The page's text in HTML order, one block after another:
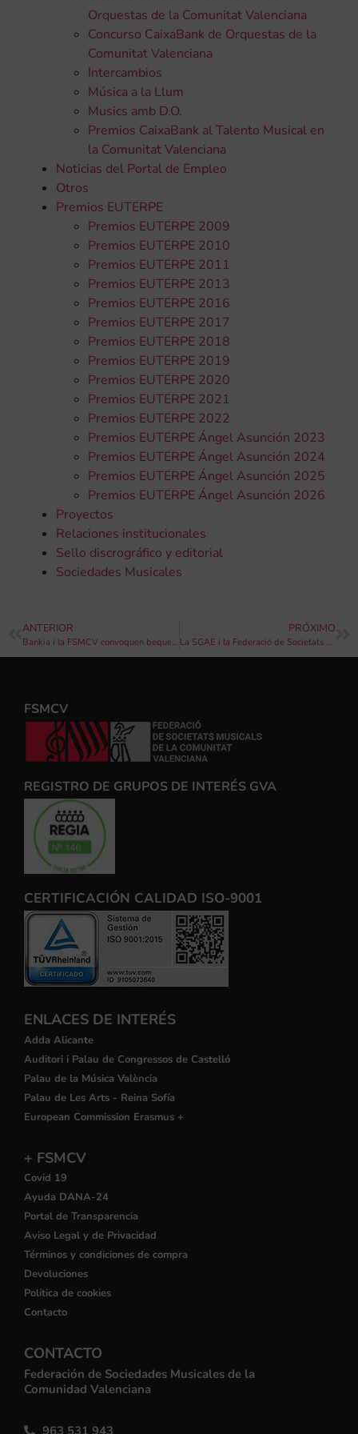
Orquestas de la Comunitat Valenciana
Concurso CaixaBank de Orquestas de la
Comunitat Valenciana
Intercambios
Música a la Llum
Musics amb D.O.
Premios CaixaBank al Talento Musical en
la Comunitat Valenciana
Noticias del Portal de Empleo
Otros
Premios EUTERPE
Premios EUTERPE 2009
Premios EUTERPE 2010
Premios EUTERPE 2011
Premios EUTERPE 2013
Premios EUTERPE 2016
Premios EUTERPE 2017
Premios EUTERPE 2018
Premios EUTERPE 2019
Premios EUTERPE 2020
Premios EUTERPE 2021
Premios EUTERPE 2022
Premios EUTERPE Ángel Asunción 2023
Premios EUTERPE Ángel Asunción 2024
Premios EUTERPE Ángel Asunción 2025
Premios EUTERPE Ángel Asunción 2026
Proyectos
Relaciones institucionales
Sello discrográfico y editorial
Sociedades Musicales
ANTERIOR
Bankia i la FSMCV convoquen beques per 300.000 euros per a alumnes d’escoles de música de les societats musicals
PRÓXIMO
La SGAE i la Federació de Societats Musicals de la Comunitat Valenciana signen un conveni de col·laboració
FSMCV
REGISTRO DE GRUPOS DE INTERÉS GVA
CERTIFICACIÓN CALIDAD ISO-9001
ENLACES DE INTERÉS
Adda Alicante
Auditori i Palau de Congressos de Castelló
Palau de la Música València
Palau de Les Arts - Reina Sofía
European Commission Erasmus +
+ FSMCV
Covid 19
Ayuda DANA-24
Portal de Transparencia
Aviso Legal y de Privacidad
Términos y condiciones de compra
Devoluciones
Política de cookies
Contacto
CONTACTO
Federación de Sociedades Musicales de la
Comunidad Valenciana